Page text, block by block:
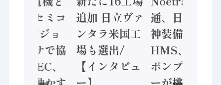
ソニーセミコ
ン AIビジョ
ンセンサで協
業 / IDEC、
追加 日立ヴァ
ンタラ米国工
場も選出/
【インタビュ
通、日立 / 兵
神装備 ×
HMS、老舗
ポンプメーカ